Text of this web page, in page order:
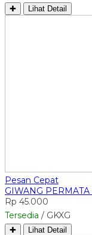
✚ Lihat Detail
Pesan Cepat
GIWANG
Rp 45.000
Tersedia / GKXG
✚ Lihat Detail